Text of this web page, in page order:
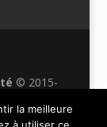
© 2015-
et n'est pas
la meilleure